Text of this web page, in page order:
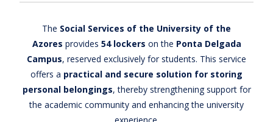
The Social Services of the University of the
Azores provides 54 lockers on the Ponta Delgada
Campus, reserved exclusively for students. This service
offers a practical and secure solution for storing
personal belongings, thereby strengthening support for
the academic community and enhancing the university